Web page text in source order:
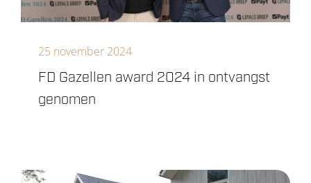
FD Gazellen award 2024 in ontvangst
genomen
25 november 2024